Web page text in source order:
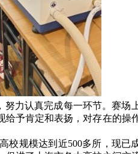
力认真完成每一环节。赛场
予肯定和表扬，对存在的操
校规模达到近500多所，现已